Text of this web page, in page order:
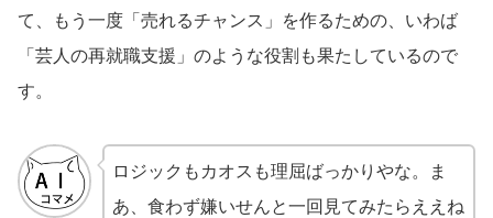
て、もう一度「売れるチャンス」を作るための、いわば
「芸人の再就職支援」のような役割も果たしているので
す。
ロジックもカオスも理屈ばっかりやな。ま
あ、食わず嫌いせんと一回見てみたらええね